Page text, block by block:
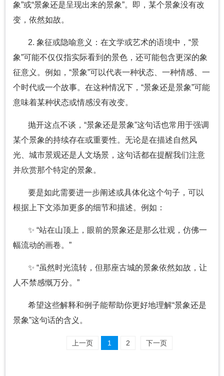
象”或“景象还是呈现出来的景象”。即，某个景象没有改
变，依然如故。
2. 象征或隐喻意义：在文学或艺术的语境中，“景
象”可能不仅仅指实际看到的景色，还可能包含更深的象
征意义。例如，“景象”可以代表一种状态、一种情感、一
个时代或一个故事。在这种情况下，“景象还是景象”可能
意味着某种状态或情感没有改变。
抛开这点不谈，“景象还是景象”这句话也常用于强调
某个景象的持续存在或重要性。无论是在描述自然风
光、城市景观还是人文场景，这句话都在提醒我们注意
并欣赏那个特定的景象。
要是如此需要进一步阐述或具体化这个句子，可以
根据上下文添加更多的细节和描述。例如：
✨ “站在山顶上，眼前的景象还是那么壮观，仿佛一
幅流动的画卷。”
✨ “虽然时光流转，但那座古城的景象依然如故，让
人不禁感慨万分。”
希望这些解释和例子能帮助你更好地理解“景象还是
景象”这句话的含义。
上一页 1 2 下一页